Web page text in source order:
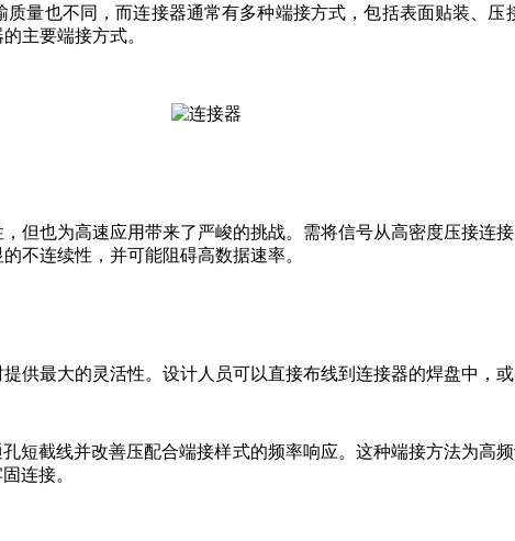
量也不同，而连接器通常有多种端接方式，包括表面贴装、
主要端接方式。
但也为高速应用带来了严峻的挑战。需将信号从高密度压接连
不连续性，并可能阻碍高数据速率。
供最大的灵活性。设计人员可以直接布线到连接器的焊盘中，
短截线并改善压配合端接样式的频率响应。这种端接方法为高
连接。